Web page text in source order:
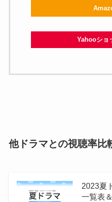
Yahooショ
他ドラマとの視聴率比
2023夏
一覧表